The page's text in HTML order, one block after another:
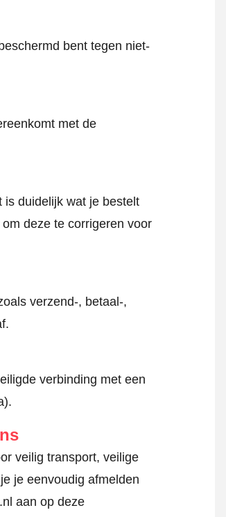
bent tegen niet-
met de
is duidelijk wat je bestelt
deze te corrigeren voor
verzend-, betaal-,
verbinding met een
veilig transport, veilige
je eenvoudig afmelden
aan op deze